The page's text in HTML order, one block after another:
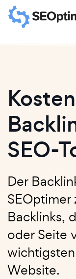
SEO-
Der
SEOptimer
Backlinks,
oder Seite
Website.